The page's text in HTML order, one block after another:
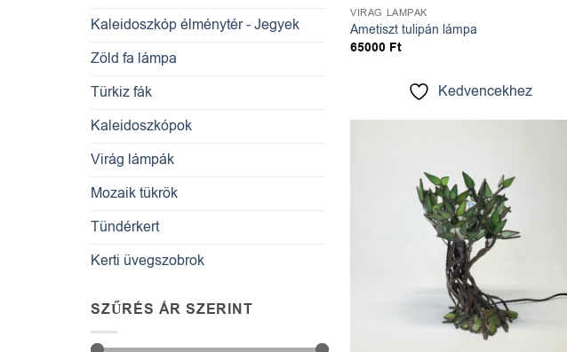
Kaleidoszkóp élménytér - Jegyek
Zöld fa lámpa
Türkiz fák
Kaleidoszkópok
Virág lámpák
Mozaik tükrök
Tündérkert
Kerti üvegszobrok
SZŰRÉS ÁR SZERINT
VIRÁG LÁMPÁK
Ametiszt tulipán lámpa
65000 Ft
Kedvencekhez